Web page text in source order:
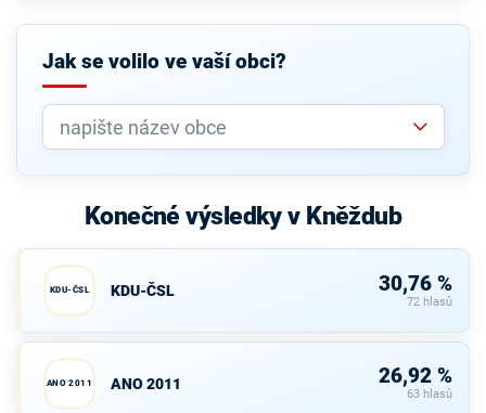
Jak se volilo ve vaší obci?
Konečné výsledky v Kněždub
KDU-ČSL KDU-ČSL 30,76 %
72 hlasů
ANO 2011 ANO 2011 26,92 %
63 hlasů